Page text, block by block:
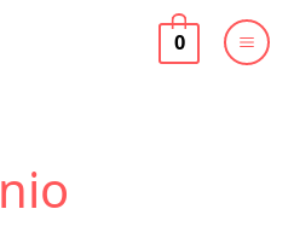
0